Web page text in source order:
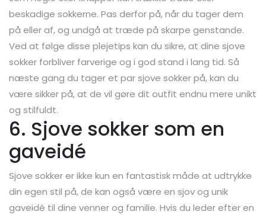
beskadige sokkerne. Pas derfor på, når du tager dem
på eller af, og undgå at træde på skarpe genstande.
Ved at følge disse plejetips kan du sikre, at dine sjove
sokker forbliver farverige og i god stand i lang tid. Så
næste gang du tager et par sjove sokker på, kan du
være sikker på, at de vil gøre dit outfit endnu mere unikt
og stilfuldt.
6. Sjove sokker som en
gaveidé
Sjove sokker er ikke kun en fantastisk måde at udtrykke
din egen stil på, de kan også være en sjov og unik
gaveidé til dine venner og familie. Hvis du leder efter en